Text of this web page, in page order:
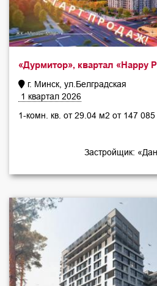
«Дурмитор», квартал «Happy
г. Минск, ул.Белградская
1 квартал 2026
1-комн. кв. от 29.04 м2
Застройщик: «Дана